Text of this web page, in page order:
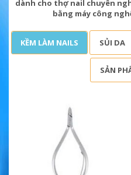
dành cho thợ nail chuyên
bằng máy công
KỀM LÀM NAILS SỦI DA
SẢN